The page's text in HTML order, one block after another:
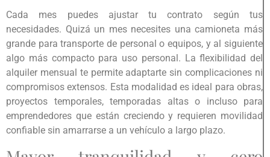
Cada mes puedes ajustar tu contrato según tus
necesidades. Quizá un mes necesites una camioneta más
grande para transporte de personal o equipos, y al siguiente
algo más compacto para uso personal. La flexibilidad del
alquiler mensual te permite adaptarte sin complicaciones ni
compromisos extensos. Esta modalidad es ideal para obras,
proyectos temporales, temporadas altas o incluso para
emprendedores que están creciendo y requieren movilidad
confiable sin amarrarse a un vehículo a largo plazo.